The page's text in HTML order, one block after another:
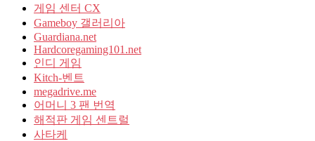
게임 센터 CX
Gameboy 갤러리아
Guardiana.net
Hardcoregaming101.net
인디 게임
Kitch-벤트
megadrive.me
어머니 3 팬 번역
해적판 게임 센트럴
사타케